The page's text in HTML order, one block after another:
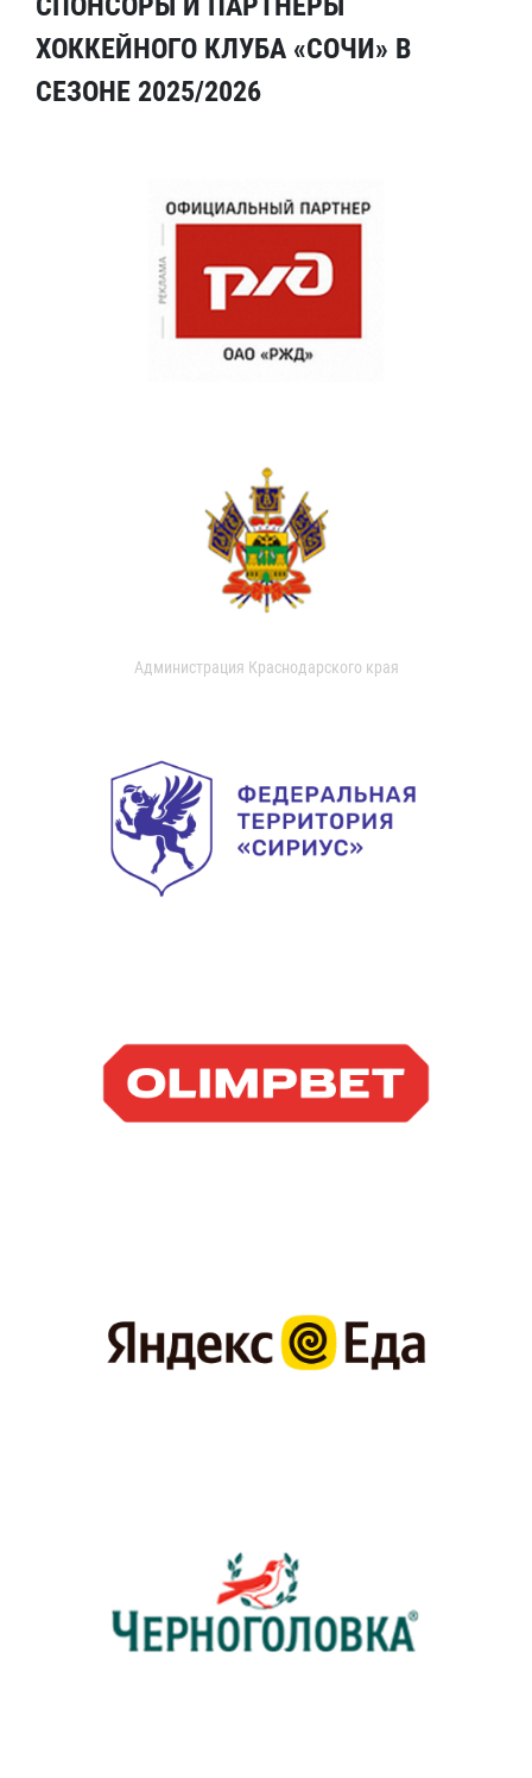
ХОККЕЙНОГО КЛУБА «СОЧИ» В
СЕЗОНЕ 2025/2026
Администрация Краснодарского края